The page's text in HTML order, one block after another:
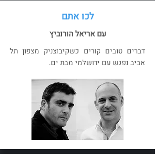
לכו אתם
עם אריאל הורוביץ
דברים טובים קורים כשקיבוצניק מצפון תל
אביב נפגש עם ירושלמי מבת ים.